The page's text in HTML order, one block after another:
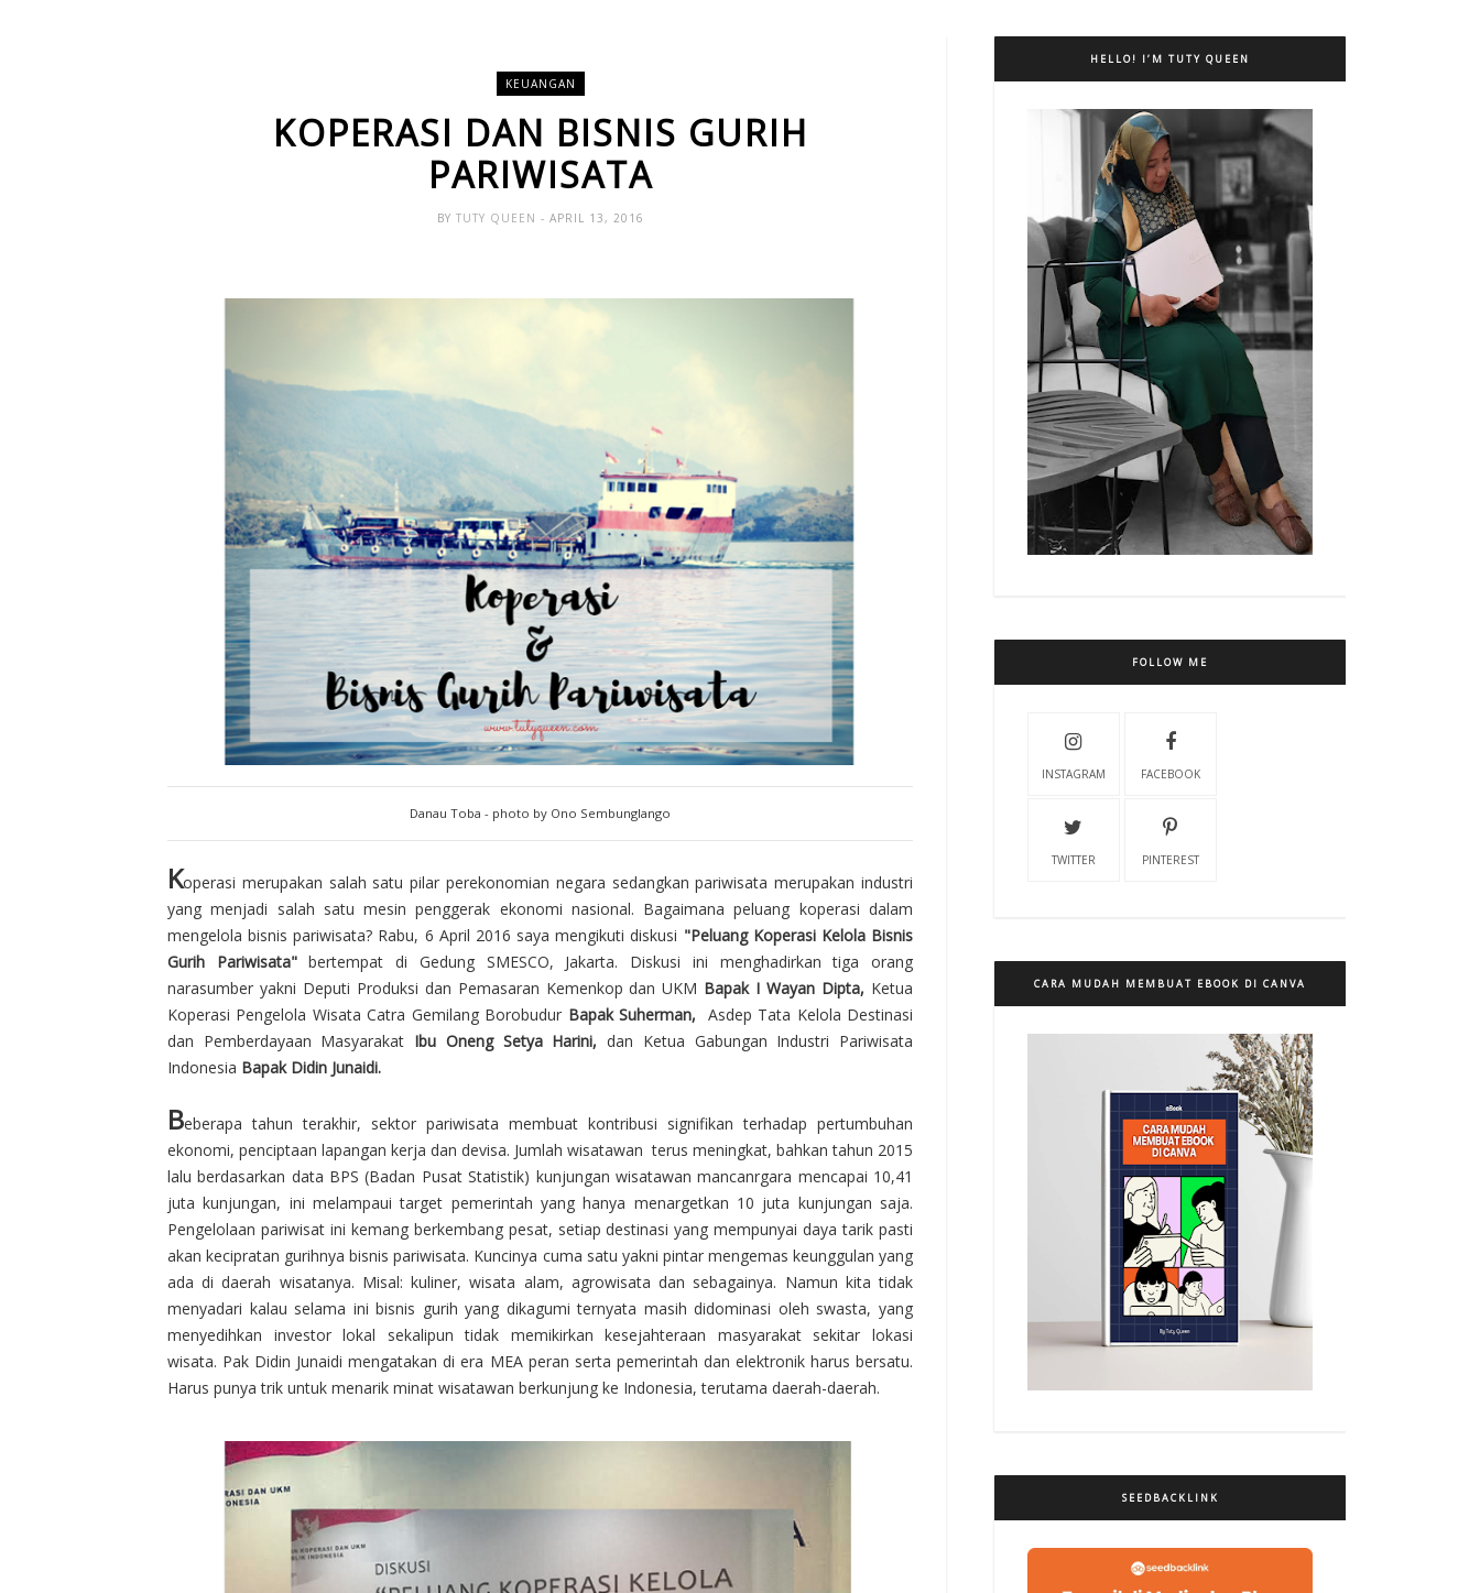
KEUANGAN
KOPERASI DAN BISNIS GURIH
PARIWISATA
BY TUTY QUEEN - APRIL 13, 2016
Danau Toba - photo by Ono Sembunglango
Koperasi merupakan salah satu pilar perekonomian negara sedangkan pariwisata merupakan industri
yang menjadi salah satu mesin penggerak ekonomi nasional. Bagaimana peluang koperasi dalam
mengelola bisnis pariwisata? Rabu, 6 April 2016 saya mengikuti diskusi "Peluang Koperasi Kelola Bisnis
Gurih Pariwisata"bertempat di Gedung SMESCO, Jakarta. Diskusi ini menghadirkan tiga orang
narasumber yakni Deputi Produksi dan Pemasaran Kemenkop dan UKM Bapak I Wayan Dipta, Ketua
Koperasi Pengelola Wisata Catra Gemilang Borobudur Bapak Suherman,
Asdep Tata Kelola Destinasi
dan Pemberdayaan Masyarakat Ibu Oneng Setya Harini,dan Ketua Gabungan Industri Pariwisata
Indonesia Bapak Didin Junaidi.
Beberapa tahun terakhir, sektor pariwisata membuat kontribusi signifikan terhadap pertumbuhan
ekonomi, penciptaan lapangan kerja dan devisa. Jumlah wisatawan terus meningkat, bahkan tahun 2015
lalu berdasarkan data BPS (Badan Pusat Statistik) kunjungan wisatawan mancanrgara mencapai 10,41
juta kunjungan, ini melampaui target pemerintah yang hanya menargetkan 10 juta kunjungan saja.
Pengelolaan pariwisat ini kemang berkembang pesat, setiap destinasi yang mempunyai daya tarik pasti
akan kecipratan gurihnya bisnis pariwisata. Kuncinya cuma satu yakni pintar mengemas keunggulan yang
ada di daerah wisatanya. Misal: kuliner, wisata alam, agrowisata dan sebagainya. Namun kita tidak
menyadari kalau selama ini bisnis gurih yang dikagumi ternyata masih didominasi oleh swasta, yang
menyedihkan investor lokal sekalipun tidak memikirkan kesejahteraan masyarakat sekitar lokasi
wisata. Pak Didin Junaidi mengatakan di era MEA peran serta pemerintah dan elektronik harus bersatu.
Harus punya trik untuk menarik minat wisatawan berkunjung ke Indonesia, terutama daerah-daerah.
HELLO! I’M TUTY QUEEN
FOLLOW ME
INSTAGRAM FACEBOOK
TWITTER PINTEREST
CARA MUDAH MEMBUAT EBOOK DI CANVA
SEEDBACKLINK